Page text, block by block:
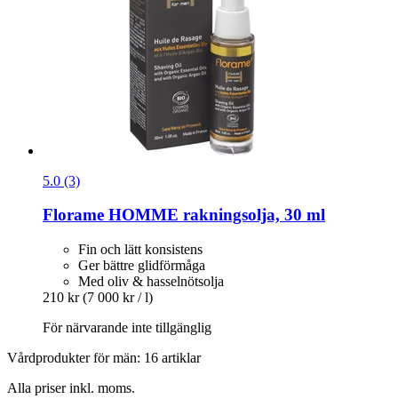
5.0 (3)
Florame HOMME rakningsolja, 30 ml
Fin och lätt konsistens
Ger bättre glidförmåga
Med oliv & hasselnötsolja
210 kr (7 000 kr / l)
För närvarande inte tillgänglig
Vårdprodukter för män: 16 artiklar
Alla priser inkl. moms.